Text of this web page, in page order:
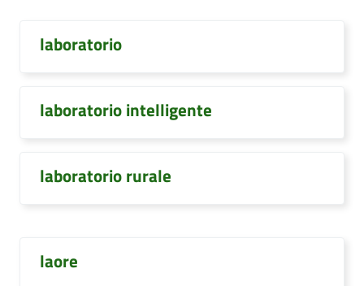
laboratorio
laboratorio intelligente
laboratorio rurale
laore